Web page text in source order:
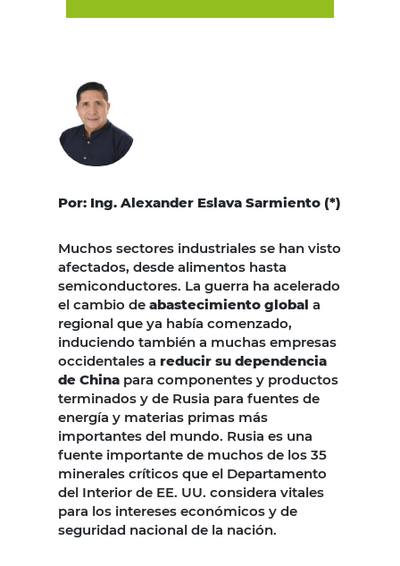
Por: Ing. Alexander Eslava Sarmiento (*)
Muchos sectores industriales se han visto
afectados, desde alimentos hasta
semiconductores. La guerra ha acelerado
el cambio de abastecimiento global a
regional que ya había comenzado,
induciendo también a muchas empresas
occidentales a reducir su dependencia
de China para componentes y productos
terminados y de Rusia para fuentes de
energía y materias primas más
importantes del mundo. Rusia es una
fuente importante de muchos de los 35
minerales críticos que el Departamento
del Interior de EE. UU. considera vitales
para los intereses económicos y de
seguridad nacional de la nación.